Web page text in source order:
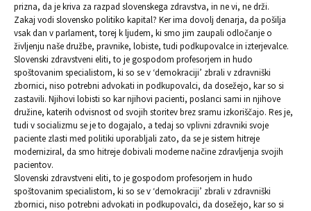
prizna, da je kriva za razpad slovenskega zdravstva, in ne vi, ne drži.
Zakaj vodi slovensko politiko kapital? Ker ima dovolj denarja, da pošilja
vsak dan v parlament, torej k ljudem, ki smo jim zaupali odločanje o
življenju naše družbe, pravnike, lobiste, tudi podkupovalce in izterjevalce.
Slovenski zdravstveni eliti, to je gospodom profesorjem in hudo
spoštovanim specialistom, ki so se v ‘demokraciji’ zbrali v zdravniški
zbornici, niso potrebni advokati in podkupovalci, da dosežejo, kar so si
zastavili. Njihovi lobisti so kar njihovi pacienti, poslanci sami in njihove
družine, katerih odvisnost od svojih storitev brez sramu izkoriščajo. Res je,
tudi v socializmu se je to dogajalo, a tedaj so vplivni zdravniki svoje
paciente zlasti med politiki uporabljali zato, da se je sistem hitreje
moderniziral, da smo hitreje dobivali moderne načine zdravljenja svojih
pacientov.
Slovenski zdravstveni eliti, to je gospodom profesorjem in hudo
spoštovanim specialistom, ki so se v ‘demokraciji’ zbrali v zdravniški
zbornici, niso potrebni advokati in podkupovalci, da dosežejo, kar so si